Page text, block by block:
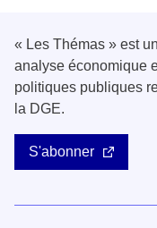
« Les Thémas » est
analyse économique
politiques publiques
la DGE.
S'abonner